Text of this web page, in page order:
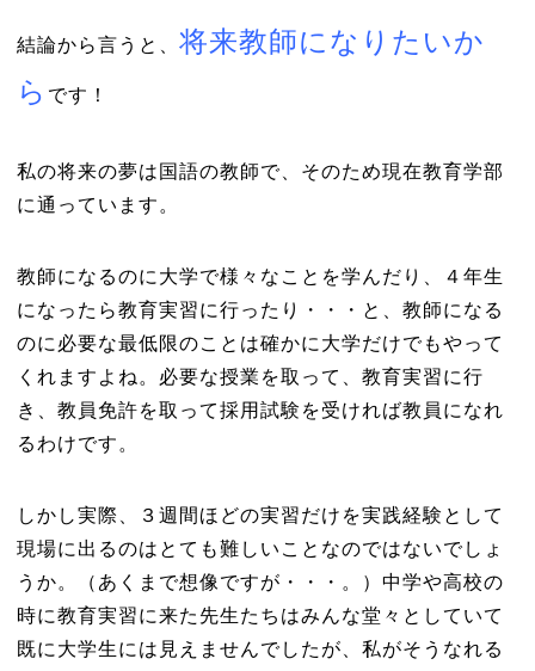
結論から言うと、 将来教師になりたいか
ら です！
私の将来の夢は国語の教師で、そのため現在教育学部
に通っています。
教師になるのに大学で様々なことを学んだり、４年生
になったら教育実習に行ったり・・・と、教師になる
のに必要な最低限のことは確かに大学だけでもやって
くれますよね。必要な授業を取って、教育実習に行
き、教員免許を取って採用試験を受ければ教員になれ
るわけです。
しかし実際、３週間ほどの実習だけを実践経験として
現場に出るのはとても難しいことなのではないでしょ
うか。（あくまで想像ですが・・・。）中学や高校の
時に教育実習に来た先生たちはみんな堂々としていて
既に大学生には見えませんでしたが、私がそうなれる